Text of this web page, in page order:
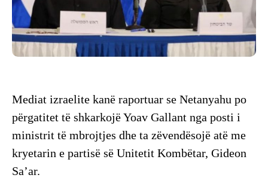
Mediat izraelite kanë raportuar se Netanyahu po
përgatitet të shkarkojë Yoav Gallant nga posti i
ministrit të mbrojtjes dhe ta zëvendësojë atë me
kryetarin e partisë së Unitetit Kombëtar, Gideon
Sa’ar.